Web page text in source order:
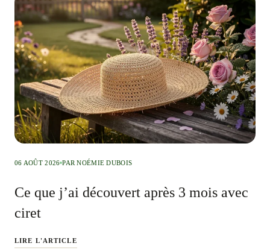
06 AOÛT 2026 PAR NOÉMIE DUBOIS
Ce que j’ai découvert après 3 mois avec
ciret
LIRE L'ARTICLE